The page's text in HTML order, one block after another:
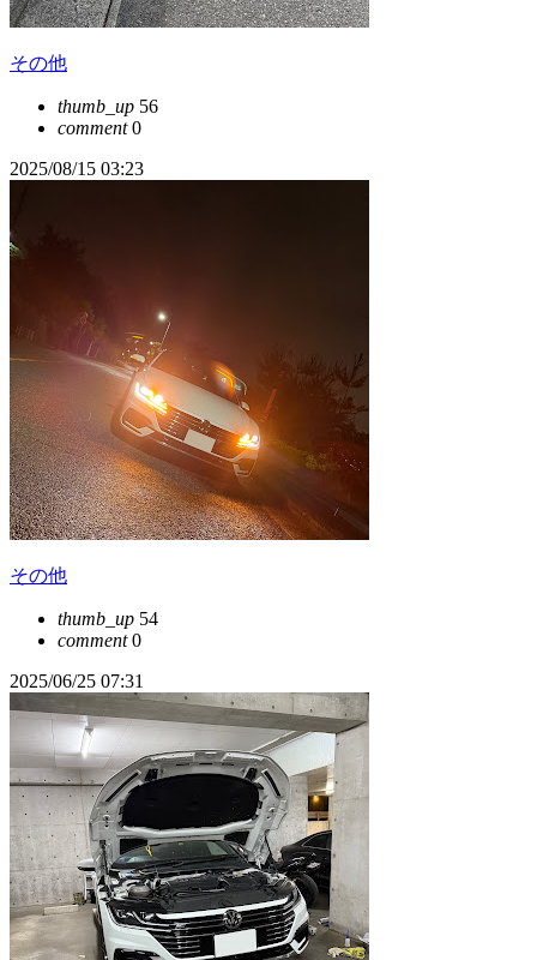
その他
thumb_up 56
comment0
2025/08/15 03:23
その他
thumb_up 54
comment0
2025/06/25 07:31